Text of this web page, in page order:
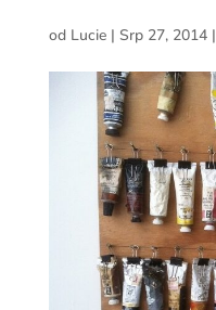
od Lucie| Srp 27, 2014|